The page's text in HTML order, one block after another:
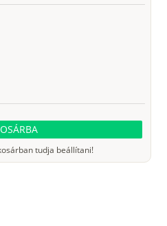
tudja beállítani!